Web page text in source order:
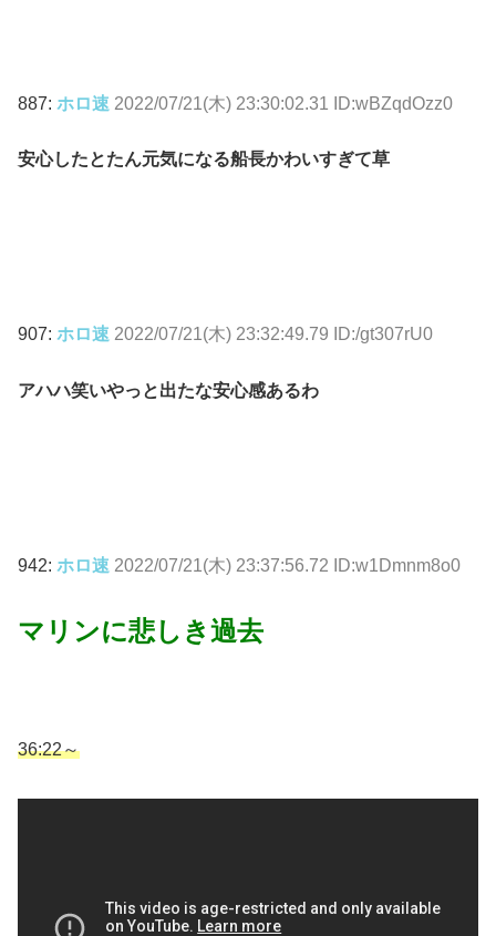
887: ホロ速 2022/07/21(木) 23:30:02.31 ID:wBZqdOzz0
安心したとたん元気になる船長かわいすぎて草
907: ホロ速 2022/07/21(木) 23:32:49.79 ID:/gt307rU0
アハハ笑いやっと出たな安心感あるわ
942: ホロ速 2022/07/21(木) 23:37:56.72 ID:w1Dmnm8o0
マリンに悲しき過去
36:22～